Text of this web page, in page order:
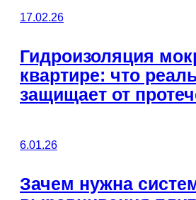
17.02.26
Гидроизоляция
квартире: что
защищает от
6.01.26
Зачем нужна